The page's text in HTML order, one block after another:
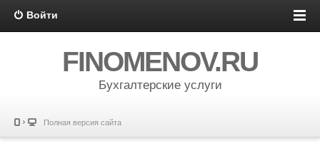
Войти
FINOMENOV.RU
Бухгалтерские услуги
Полная версия сайта